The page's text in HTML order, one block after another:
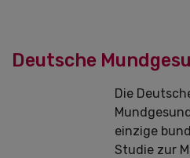
Deutsche
Die
einzige
Studie zur